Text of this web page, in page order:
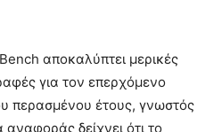
αποκαλύπτει μερικές
για τον επερχόμενο
περασμένου έτους, γνωστός
δείχνει ότι το